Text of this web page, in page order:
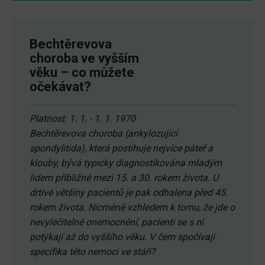
Bechtěrevova
choroba ve vyšším
věku – co můžete
očekávat?
Platnost: 1. 1. - 1. 1. 1970
Bechtěrevova choroba (ankylozující
spondylitida), která postihuje nejvíce páteř a
klouby, bývá typicky diagnostikována mladým
lidem přibližně mezi 15. a 30. rokem života. U
drtivé většiny pacientů je pak odhalena před 45.
rokem života. Nicméně vzhledem k tomu, že jde o
nevyléčitelné onemocnění, pacienti se s ní
potýkají až do vyššího věku. V čem spočívají
specifika této nemoci ve stáří?